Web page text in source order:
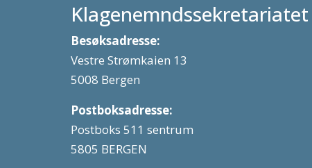
Klagenemndssekretariatet
Besøksadresse:
Vestre Strømkaien 13
5008 Bergen
Postboksadresse:
Postboks 511 sentrum
5805 BERGEN